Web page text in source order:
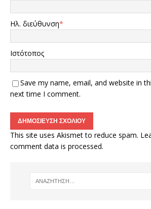
Ηλ. διεύθυνση*
Ιστότοπος
Save my name, email, and website in
next time I comment.
This site uses Akismet to reduce spam.
comment data is processed.